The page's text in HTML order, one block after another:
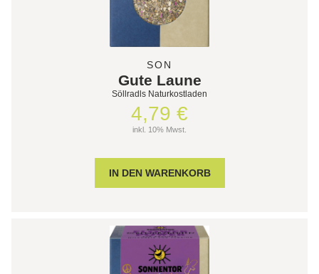
SON
Gute Laune
Söllradls Naturkostladen
4,79 €
inkl. 10% Mwst.